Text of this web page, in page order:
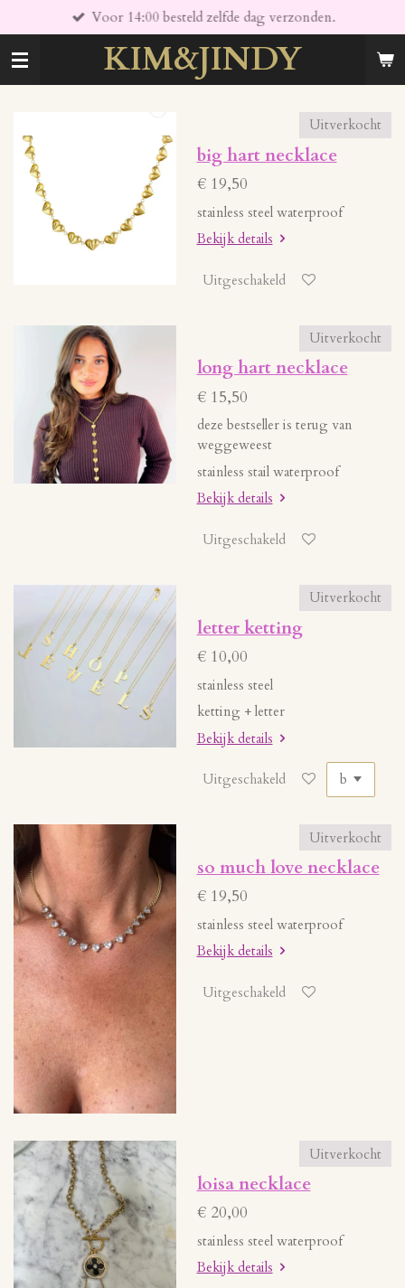
direct
naar
KIM&JINDY
Voor 14:00 besteld zelfde dag verzonden.
Uitverkocht
big hart necklace
€ 19,50
stainless steel waterproof
Bekijk details
Uitgeschakeld
Uitverkocht
long hart necklace
€ 15,50
deze bestseller is terug van
weggeweest
stainless stail waterproof
Bekijk details
Uitgeschakeld
Uitverkocht
letter ketting
€ 10,00
stainless steel
ketting + letter
Bekijk details
Uitgeschakeld
Uitverkocht
so much love necklace
€ 19,50
stainless steel waterproof
Bekijk details
Uitgeschakeld
Uitverkocht
loisa necklace
€ 20,00
stainless steel waterproof
Bekijk details